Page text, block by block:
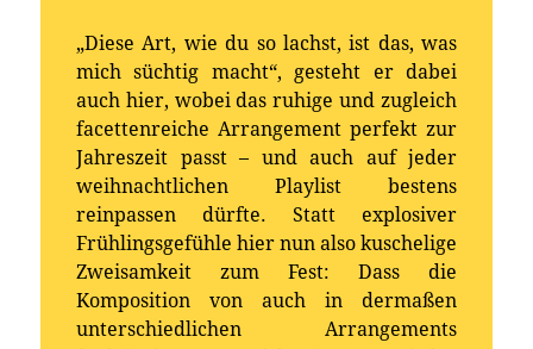
„Diese Art, wie du so lachst, ist das, was
mich süchtig macht“, gesteht er dabei
auch hier, wobei das ruhige und zugleich
facettenreiche Arrangement perfekt zur
Jahreszeit passt – und auch auf jeder
weihnachtlichen Playlist bestens
reinpassen dürfte. Statt explosiver
Frühlingsgefühle hier nun also kuschelige
Zweisamkeit zum Fest: Dass die
Komposition von auch in dermaßen
unterschiedlichen Arrangements